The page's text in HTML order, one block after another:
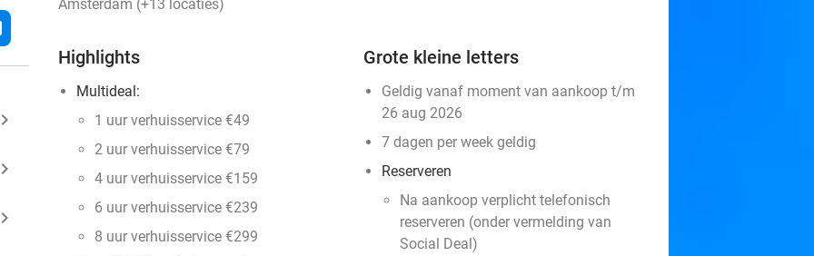
keyboard_arrow_right
keyboard_arrow_right
keyboard_arrow_right
Amsterdam (+13 locaties)
Highlights
Multideal:
1 uur verhuisservice €49
2 uur verhuisservice €79
4 uur verhuisservice €159
6 uur verhuisservice €239
8 uur verhuisservice €299
Grote kleine letters
Geldig vanaf moment van aankoop t/m
26 aug 2026
7 dagen per week geldig
Reserveren
Na aankoop verplicht telefonisch
reserveren (onder vermelding van
Social Deal)